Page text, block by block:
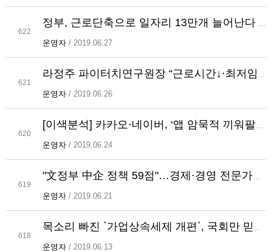
622
정부, 근로단축으로 일자리 13만개 늘어난다 했지만… 한국경제硏 "올해 10만개, 내년 23만개 줄어들 수도"
운영자 / 2019.06.27
621
라정주 파이터치연구원장 “근로시간↓·최저임금↑… 고용 없는 성장”
운영자 / 2019.06.26
620
[이색분석] 카카오·네이버, ‘앱 암묵적 끼워팔기’ 논란
운영자 / 2019.06.24
619
"文정부 中企 정책 59점"…경제·경영 전문가들 "최저임금 등 수정해야"
운영자 / 2019.06.21
618
목소리 빠진 `가업상속세제 개편`, 국회만 믿는다?
운영자 / 2019.06.13